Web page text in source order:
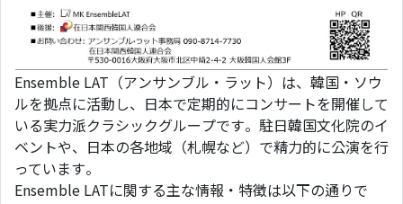
Ensemble LAT（アンサンブル・ラット）は、韓国・ソウ
ルを拠点に活動し、日本で定期的にコンサートを開催して
いる実力派クラシックグループです。駐日韓国文化院のイ
ベントや、日本の各地域（札幌など）で精力的に公演を行
っています。
Ensemble LATに関する主な情報・特徴は以下の通りで